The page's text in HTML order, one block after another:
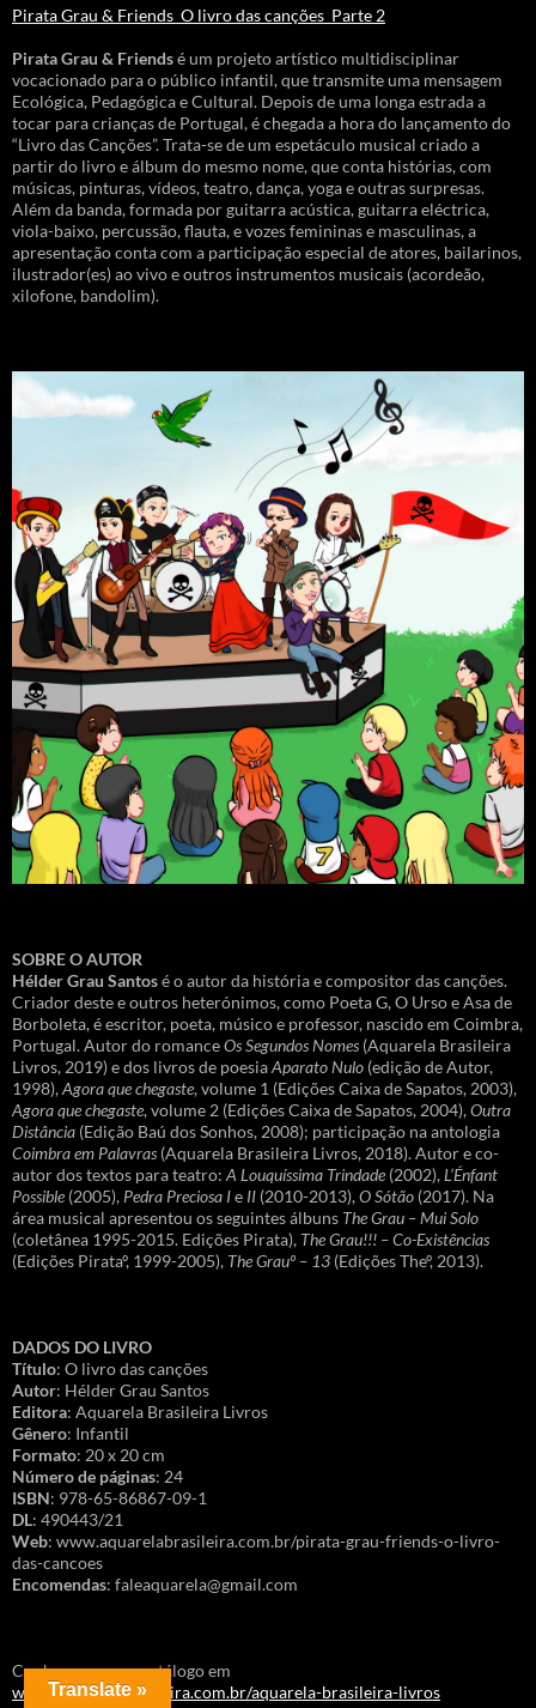
Pirata Grau & Friends_O livro das canções_Parte 2
Pirata Grau & Friendsé um projeto artístico multidisciplinar
vocacionado para o público infantil, que transmite uma mensagem
Ecológica, Pedagógica e Cultural. Depois de uma longa estrada a
tocar para crianças de Portugal, é chegada a hora do lançamento do
“Livro das Canções”. Trata-se de um espetáculo musical criado a
partir do livro e álbum do mesmo nome, que conta histórias, com
músicas, pinturas, vídeos, teatro, dança, yoga e outras surpresas.
Além da banda, formada por guitarra acústica, guitarra eléctrica,
viola-baixo, percussão, flauta, e vozes femininas e masculinas, a
apresentação conta com a participação especial de atores, bailarinos,
ilustrador(es) ao vivo e outros instrumentos musicais (acordeão,
xilofone, bandolim).
SOBRE O AUTOR
Hélder Grau Santosé o autor da história e compositor das canções.
Criador deste e outros heterónimos, como Poeta G, O Urso e Asa de
Borboleta, é escritor, poeta, músico e professor, nascido em Coimbra,
Portugal. Autor do romanceOs Segundos Nomes (Aquarela Brasileira
Livros, 2019) e dos livros de poesiaAparato Nulo (edição de Autor,
1998),Agora que chegaste, volume 1 (Edições Caixa de Sapatos, 2003),
Agora que chegaste, volume 2 (Edições Caixa de Sapatos, 2004),Outra
Distância (Edição Baú dos Sonhos, 2008); participação na antologia
Coimbra em Palavras (Aquarela Brasileira Livros, 2018). Autor e co-
autor dos textos para teatro: A Louquíssima Trindade (2002),L’Énfant
Possible (2005), Pedra Preciosa Ie II (2010-2013),O Sótão (2017). Na
área musical apresentou os seguintes álbuns The Grau – Mui Solo
(coletânea 1995-2015. Edições Pirata), The Grau!!! – Co-Existências
(Edições Pirataº, 1999-2005), The Grauº – 13 (Edições Theº, 2013).
DADOS DO LIVRO
Título: O livro das canções
Autor: Hélder Grau Santos
Editora: Aquarela Brasileira Livros
Gênero: Infantil
Formato: 20 x 20 cm
Número de páginas: 24
ISBN: 978-65-86867-09-1
DL: 490443/21
Web: www.aquarelabrasileira.com.br/pirata-grau-friends-o-livro-
das-cancoes
Encomendas: faleaquarela@gmail.com
Conheça o nosso catálogo em
www.aquarelabrasileira.com.br/aquarela-brasileira-livros
Translate »